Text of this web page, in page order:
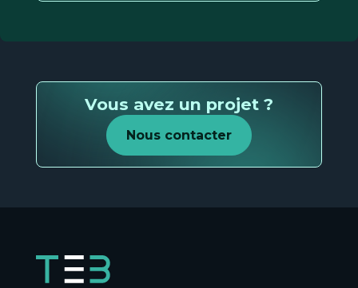
Vous avez un projet ?
Nous contacter